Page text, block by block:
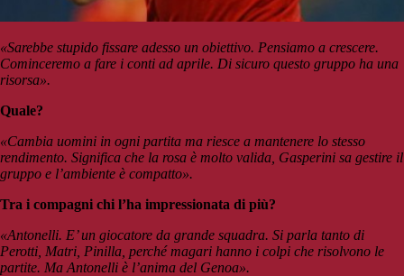
«Sarebbe stupido fissare adesso un obiettivo. Pensiamo a crescere.
Cominceremo a fare i conti ad aprile. Di sicuro questo gruppo ha una
risorsa».
Quale?
«Cambia uomini in ogni partita ma riesce a mantenere lo stesso
rendimento. Significa che la rosa è molto valida, Gasperini sa gestire il
gruppo e l’ambiente è compatto».
Tra i compagni chi l’ha impressionata di più?
«Antonelli. E’ un giocatore da grande squadra. Si parla tanto di
Perotti, Matri, Pinilla, perché magari hanno i colpi che risolvono le
partite. Ma Antonelli è l’anima del Genoa».